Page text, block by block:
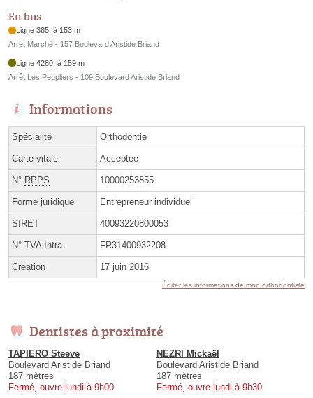
En bus
Ligne 385, à 153 m
Arrêt Marché - 157 Boulevard Aristide Briand
Ligne 4280, à 159 m
Arrêt Les Peupliers - 109 Boulevard Aristide Briand
Informations
Spécialité Orthodontie
Carte vitale Acceptée
N° RPPS 10000253855
Forme juridique Entrepreneur individuel
SIRET 40093220800053
N° TVA Intra. FR31400932208
Création 17 juin 2016
Éditer les informations de mon orthodontiste
Dentistes à proximité
TAPIERO Steeve
Boulevard Aristide Briand
187 mètres
Fermé, ouvre lundi à 9h00
NEZRI Mickaël
Boulevard Aristide Briand
187 mètres
Fermé, ouvre lundi à 9h30